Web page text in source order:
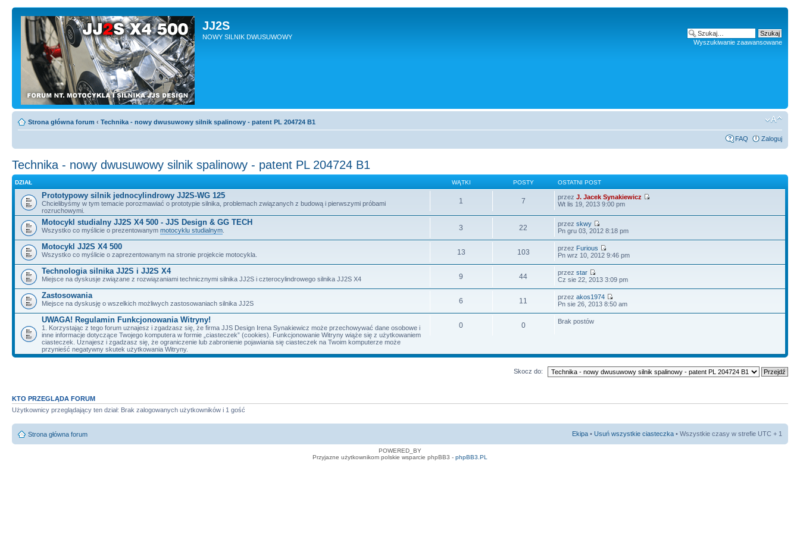
JJ2S
NOWY SILNIK DWUSUWOWY
Wyszukiwanie zaawansowane
Strona główna forum ‹ Technika - nowy dwusuwowy silnik spalinowy - patent PL 204724 B1
FAQ Zaloguj
Technika - nowy dwusuwowy silnik spalinowy - patent PL 204724 B1
DZIAŁ WĄTKI POSTY OSTATNI POST
Prototypowy silnik jednocylindrowy JJ2S-WG 125
Chcielibyśmy w tym temacie porozmawiać o prototypie silnika, problemach związanych z budową i pierwszymi próbami
rozruchowymi.
1 7 przezJ. Jacek Synakiewicz
Wt lis 19, 2013 9:00 pm
Motocykl studialny JJ2S X4 500 - JJS Design & GG TECH
Wszystko co myślicie o prezentowanym motocyklu studialnym 3 22 przezskwy
Pn gru 03, 2012 8:18 pm
Motocykl JJ2S X4 500
Wszystko co myślicie o zaprezentowanym na stronie projekcie motocykla. 13 103 przez Furious
Pn wrz 10, 2012 9:46 pm
Technologia silnika JJ2S i JJ2S X4
Miejsce na dyskusje związane z rozwiązaniami technicznymi silnika JJ2S i czterocylindrowego silnika JJ2S X4 9 44 przezstar
Cz sie 22, 2013 3:09 pm
Zastosowania
Miejsce na dyskusję o wszelkich możliwych zastosowaniach silnika JJ2S 6 11 przezakos1974
Pn sie 26, 2013 8:50 am
UWAGA! Regulamin Funkcjonowania Witryny!
1. Korzystając z tego forum uznajesz i zgadzasz się, że firma JJS Design Irena Synakiewicz może przechowywać dane osobowe i
inne informacje dotyczące Twojego komputera w formie „ciasteczek” (cookies). Funkcjonowanie Witryny wiąże się z użytkowaniem
ciasteczek. Uznajesz i zgadzasz się, że ograniczenie lub zabronienie pojawiania się ciasteczek na Twoim komputerze może
przynieść negatywny skutek użytkowania Witryny.
0 0 Brak postów
Skocz do:
KTO PRZEGLĄDA FORUM
Użytkownicy przeglądający ten dział: Brak zalogowanych użytkowników i 1 gość
Strona główna forum Ekipa • Usuń wszystkie ciasteczka • Wszystkie czasy w strefie UTC + 1
POWERED_BY
Przyjazne użytkownikom polskie wsparcie phpBB3 - phpBB3.PL